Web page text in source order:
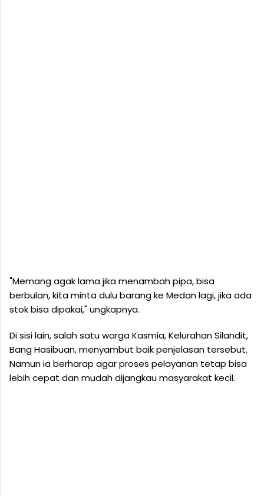
"Memang agak lama jika menambah pipa, bisa
berbulan, kita minta dulu barang ke Medan lagi, jika ada
stok bisa dipakai," ungkapnya.
Di sisi lain, salah satu warga Kasmia, Kelurahan Silandit,
Bang Hasibuan, menyambut baik penjelasan tersebut.
Namun ia berharap agar proses pelayanan tetap bisa
lebih cepat dan mudah dijangkau masyarakat kecil.